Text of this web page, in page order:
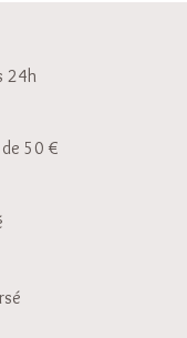
24h
50 €